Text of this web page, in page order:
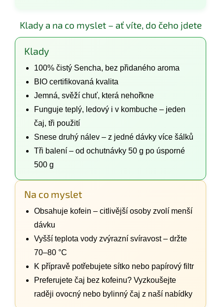
Klady a na co myslet – ať víte, do čeho jdete
Klady
100% čistý Sencha, bez přidaného aroma
BIO certifikovaná kvalita
Jemná, svěží chuť, která nehořkne
Funguje teplý, ledový i v kombuche – jeden
čaj, tři použití
Snese druhý nálev – z jedné dávky více šálků
Tři balení – od ochutnávky 50 g po úsporné
500 g
Na co myslet
Obsahuje kofein – citlivější osoby zvolí menší
dávku
Vyšší teplota vody zvýrazní svíravost – držte
70–80 °C
K přípravě potřebujete sítko nebo papírový filtr
Preferujete čaj bez kofeinu? Vyzkoušejte
raději ovocný nebo bylinný čaj z naší nabídky